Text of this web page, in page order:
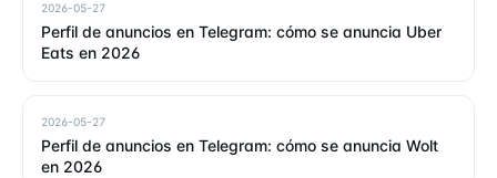
2026-05-27
Perfil de anuncios en Telegram: cómo se anuncia Uber
Eats en 2026
2026-05-27
Perfil de anuncios en Telegram: cómo se anuncia Wolt
en 2026